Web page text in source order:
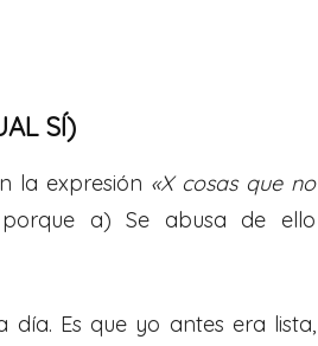
SÍ)
la expresión «X cosas que no
a) Se abusa de ello
día. Es que yo antes era lista,